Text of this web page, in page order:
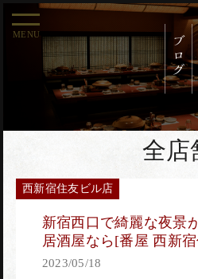
MENU
全店
西新宿住友ビル店
新宿西口で綺麗な夜景
居酒屋なら[番屋 西新
2023/05/18
ご予約する店舗を
新宿南口